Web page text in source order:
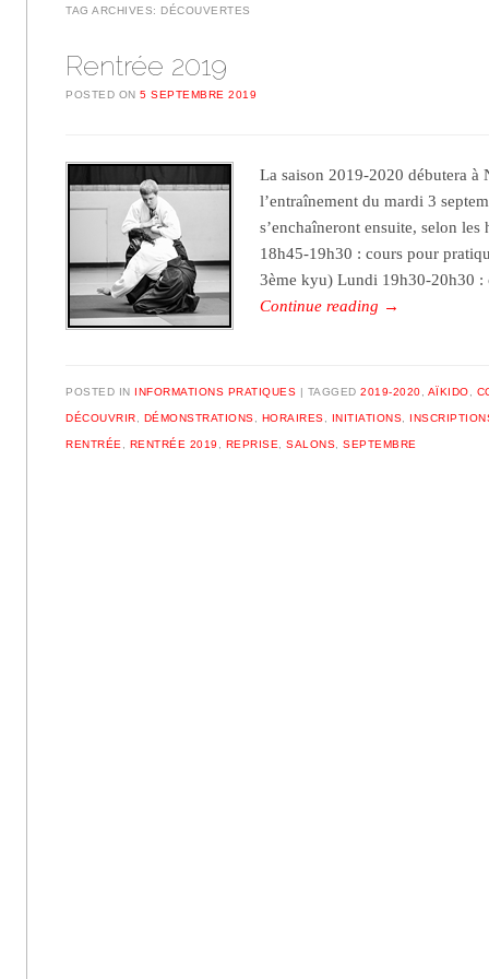
TAG ARCHIVES: DÉCOUVERTES
Rentrée 2019
POSTED ON5 SEPTEMBRE 2019
La saison 2019-2020 débutera à
l’entraînement du mardi 3
s’enchaîneront ensuite, selon
18h45-19h30 : cours pour
3ème kyu) Lundi 19h30-20h30
Continue reading →
POSTED IN INFORMATIONS PRATIQUES TAGGED2019-2020 AÏKIDO
DÉCOUVRIR DÉMONSTRATIONS HORAIRES INITIATIONS
RENTRÉE RENTRÉE 2019 REPRISE ,SALONS ,SEPTEMBRE